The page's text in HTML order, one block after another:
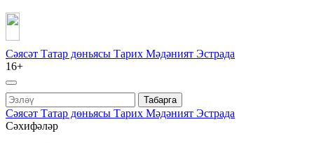
Сәясәт Татар дөньясы Тарих Мәдәният Эстрада
16+
Табарга
Сәясәт Татар дөньясы Тарих Мәдәният Эстрада
Сәхифәләр